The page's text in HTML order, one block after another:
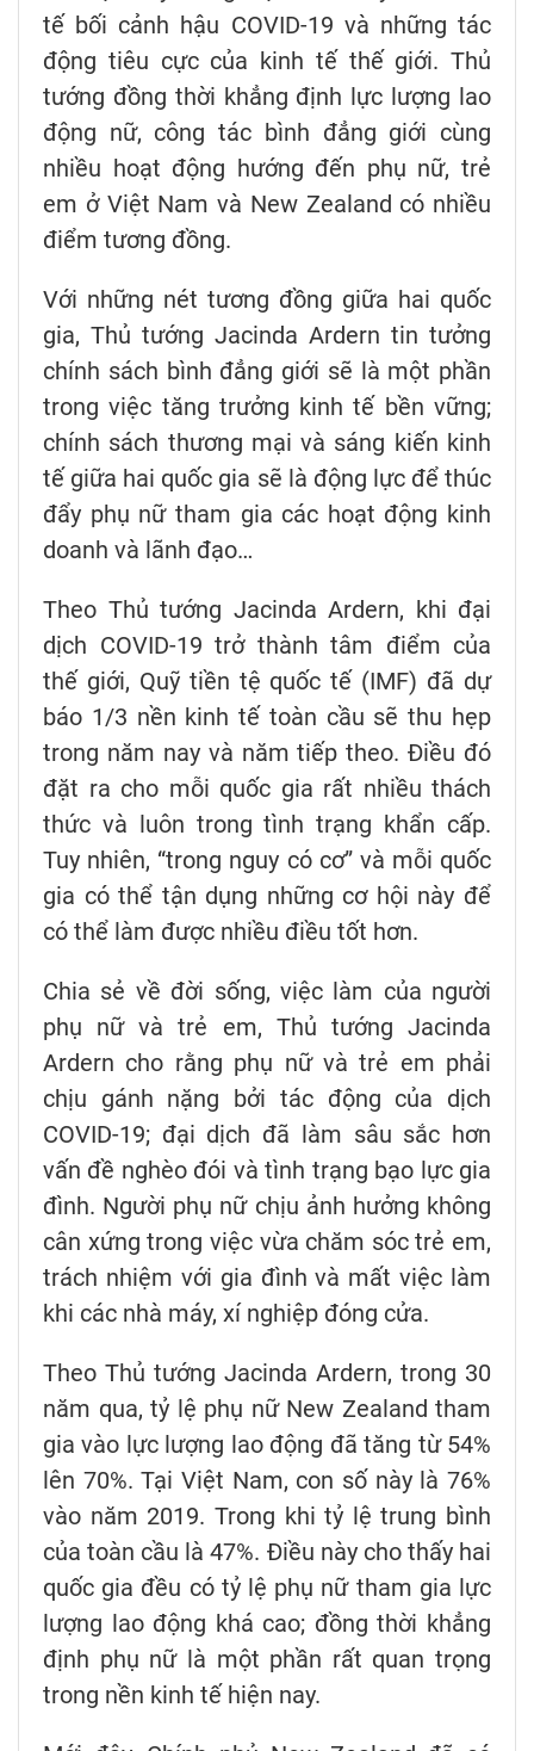
tế bối cảnh hậu COVID-19 và những tác
động tiêu cực của kinh tế thế giới. Thủ
tướng đồng thời khẳng định lực lượng lao
động nữ, công tác bình đẳng giới cùng
nhiều hoạt động hướng đến phụ nữ, trẻ
em ở Việt Nam và New Zealand có nhiều
điểm tương đồng.
Với những nét tương đồng giữa hai quốc
gia, Thủ tướng Jacinda Ardern tin tưởng
chính sách bình đẳng giới sẽ là một phần
trong việc tăng trưởng kinh tế bền vững;
chính sách thương mại và sáng kiến kinh
tế giữa hai quốc gia sẽ là động lực để thúc
đẩy phụ nữ tham gia các hoạt động kinh
doanh và lãnh đạo…
Theo Thủ tướng Jacinda Ardern, khi đại
dịch COVID-19 trở thành tâm điểm của
thế giới, Quỹ tiền tệ quốc tế (IMF) đã dự
báo 1/3 nền kinh tế toàn cầu sẽ thu hẹp
trong năm nay và năm tiếp theo. Điều đó
đặt ra cho mỗi quốc gia rất nhiều thách
thức và luôn trong tình trạng khẩn cấp.
Tuy nhiên, “trong nguy có cơ” và mỗi quốc
gia có thể tận dụng những cơ hội này để
có thể làm được nhiều điều tốt hơn.
Chia sẻ về đời sống, việc làm của người
phụ nữ và trẻ em, Thủ tướng Jacinda
Ardern cho rằng phụ nữ và trẻ em phải
chịu gánh nặng bởi tác động của dịch
COVID-19; đại dịch đã làm sâu sắc hơn
vấn đề nghèo đói và tình trạng bạo lực gia
đình. Người phụ nữ chịu ảnh hưởng không
cân xứng trong việc vừa chăm sóc trẻ em,
trách nhiệm với gia đình và mất việc làm
khi các nhà máy, xí nghiệp đóng cửa.
Theo Thủ tướng Jacinda Ardern, trong 30
năm qua, tỷ lệ phụ nữ New Zealand tham
gia vào lực lượng lao động đã tăng từ 54%
lên 70%. Tại Việt Nam, con số này là 76%
vào năm 2019. Trong khi tỷ lệ trung bình
của toàn cầu là 47%. Điều này cho thấy hai
quốc gia đều có tỷ lệ phụ nữ tham gia lực
lượng lao động khá cao; đồng thời khẳng
định phụ nữ là một phần rất quan trọng
trong nền kinh tế hiện nay.